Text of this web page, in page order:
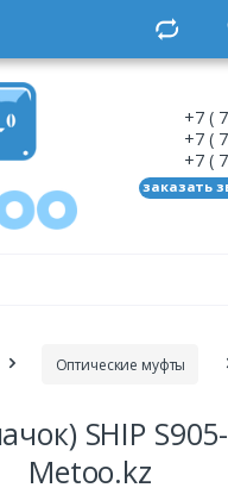
+7 (
+7 (
+7 (
заказать
Оптические муфты
SHIP
Metoo.kz